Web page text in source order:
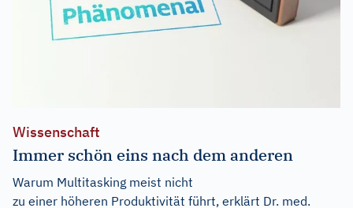
Wissenschaft
Immer schön eins nach dem anderen
Warum Multitasking meist nicht
zu einer höheren Produktivität führt, erklärt Dr. med.